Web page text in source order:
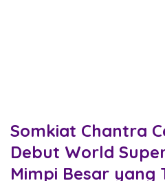
Somkiat Chantra
Debut World
Mimpi Besar yang